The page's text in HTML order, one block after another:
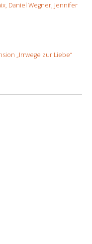
Daniel Wegner, Jennifer
„Irrwege zur Liebe“